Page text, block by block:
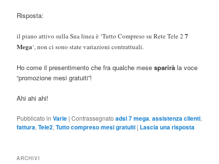
Risposta:
il piano attivo sulla Sua linea è ‘Tutto Compreso su Rete Tele 27
Mega‘, non ci sono state variazioni contrattuali.
Ho come il presentimento che fra qualche mesesparirà la voce
“promozione mesi gratuiti”!
Ahi ahi ahi!
Pubblicato in Varie |Contrassegnato adsl 7 mega,assistenza clienti,
fattura,Tele2,Tutto compreso mesi gratuiti | Lascia una risposta
ARCHIVI